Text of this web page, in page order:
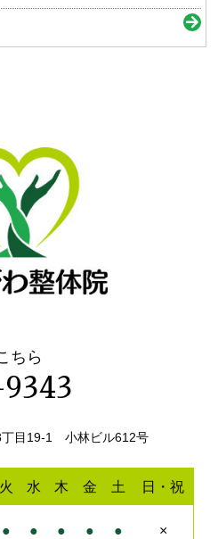
ちら
丁目19-1 小林ビル612号
火 水 木 金 土 日・祝
● ● ● ● ● ×